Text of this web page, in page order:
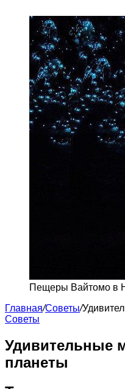
Пещеры Вайтомо в
Главная/Советы/
Советы
Удивительные
планеты